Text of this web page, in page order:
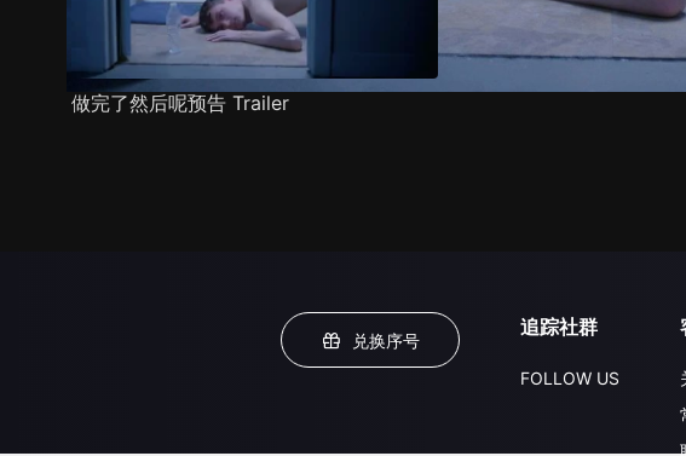
做完了然后呢预告 Trailer
兑换序号
追踪社群
FOLLOW US